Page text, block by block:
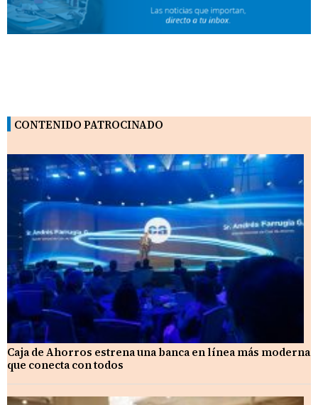
CONTENIDO PATROCINADO
Caja de Ahorros estrena una banca en línea más moderna
que conecta con todos